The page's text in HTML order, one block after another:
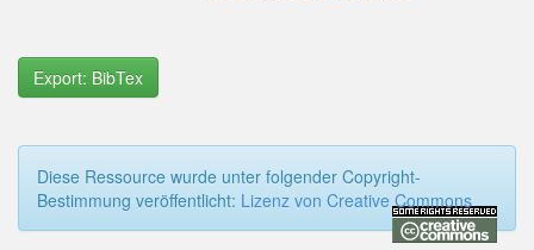
Export: BibTex
Diese Ressource wurde unter folgender Copyright-
Bestimmung veröffentlicht: Lizenz von Creative Commons